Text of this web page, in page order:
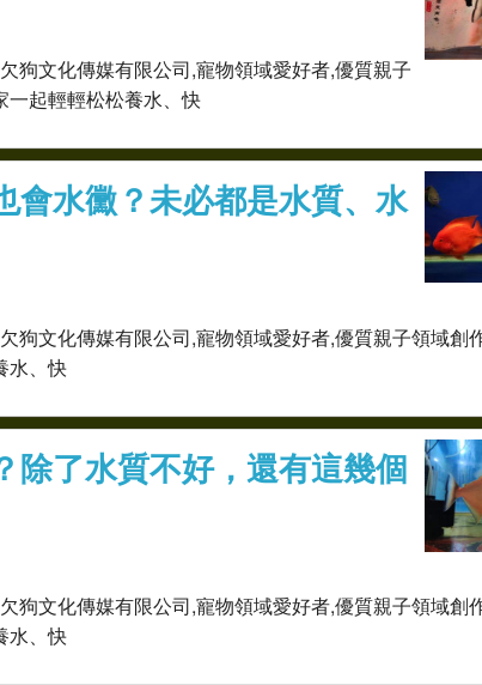
狗文化傳媒有限公司,寵物領域愛好者,優質親子
一起輕輕松松養水、快
會水黴？未必都是水質、水
狗文化傳媒有限公司,寵物領域愛好者,優質親子領域創
水、快
除了水質不好，還有這幾個
狗文化傳媒有限公司,寵物領域愛好者,優質親子領域創
水、快